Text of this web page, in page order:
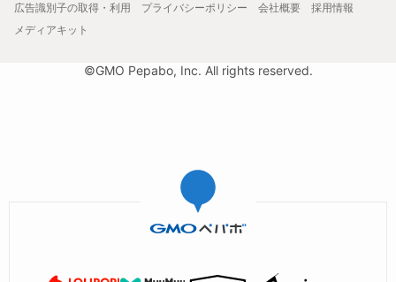
広告識別子の取得・利用
プライバシーポリシー 会社概要
採用情報
メディアキット
©GMO Pepabo, Inc. All rights reserved.